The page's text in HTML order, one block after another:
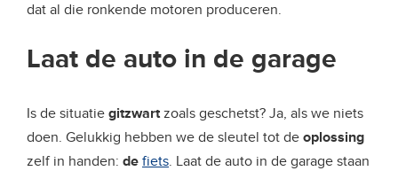
dat al die ronkende motoren produceren.
Laat de auto in de garage
Is de situatie gitzwartzoals geschetst? Ja, als we niets
doen. Gelukkig hebben we de sleutel tot de oplossing
zelf in handen: de fiets. Laat de auto in de garage staan